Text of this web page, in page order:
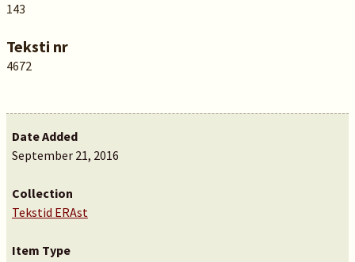
143
Teksti nr
4672
Date Added
September 21, 2016
Collection
Tekstid ERAst
Item Type